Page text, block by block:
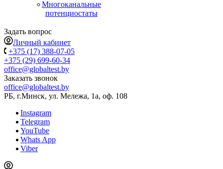
Многоканальные
потенциостаты
Задать вопрос
Личный кабинет
+375 (17) 388-07-05
+375 (29) 699-60-34
office@globaltest.by
Заказать звонок
office@globaltest.by
РБ, г.Минск, ул. Мележа, 1а, оф. 108
Instagram
Telegram
YouTube
Whats App
Viber